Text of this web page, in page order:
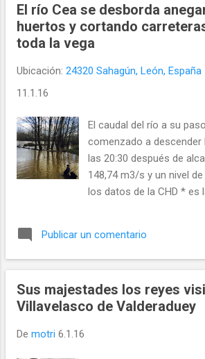
El río Cea se desborda
huertos y cortando
toda la vega
Ubicación: 24320 Sahagún, León, España
11.1.16
El caudal del río a su
comenzado a
las 20:30 después de
148,74 m3/s y un nivel
los datos de la CHD * es
habría sido superior en
Marzo de 1991 (185m3/
(156m3/s) LE-5705
y Villamartín de Don
Publicar un comentario
Sus majestades los reyes
Villavelasco de Valderaduey
De motri 6.1.16